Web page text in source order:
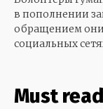
в пополнении
обращением
социальных
Must read